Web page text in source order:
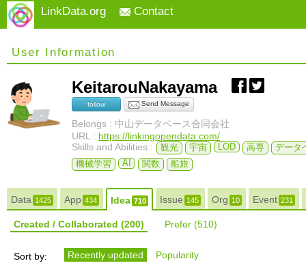
LinkData.org Contact
User Information
KeitarouNakayama
follow Send Message
Belongs : 中山データベース合同会社
URL : https://linkingopendata.com/
Skills and Abilities :
観光 宇宙 LOD 高専
データ
機械学習
AI 関数 船旅
Data 1425 App434 Idea710 Issue 145 Org 10 Event231
Created / Collaborated (200) Prefer (510)
Sort by: Recently updated Popularity